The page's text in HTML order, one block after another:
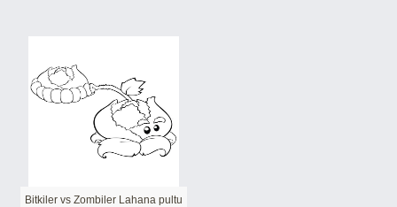
Bitkiler vs Zombiler Lahana pultu